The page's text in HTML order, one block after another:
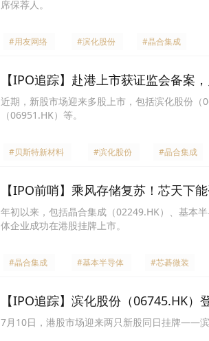
席保荐人。
#用友网络 #滨化股份 #晶合集成
【IPO追踪】赴港上市获证监会备案
近期，新股市场迎来多股上市，包括滨化股份
（06951.HK）等。
#贝斯特新材料 #滨化股份 #晶合集成
【IPO前哨】乘风存储复苏！芯天下
年初以来，包括晶合集成（02249.HK）、基本
体企业成功在港股挂牌上市。
#晶合集成 #基本半导体 #芯碁微装
【IPO追踪】滨化股份（06745.HK
7月10日，港股市场迎来两只新股同日挂牌——